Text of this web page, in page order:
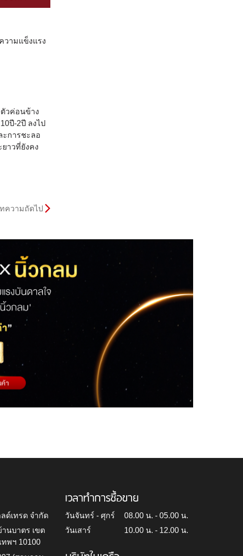
วามแข็งแรง
วค่อนข้าง
ปี-2ปี ลงไป
ะการชะลอ
าวที่ยังคง
ความถัดไป
ด์เทรด จำกัด
นบาตร เขต
พฯ 10100
เวลาทำการซื้อขาย
วันจันทร์ - ศุกร์
08.00 น. - 05.00 น.
วันเสาร์
10.00 น. - 12.00 น.